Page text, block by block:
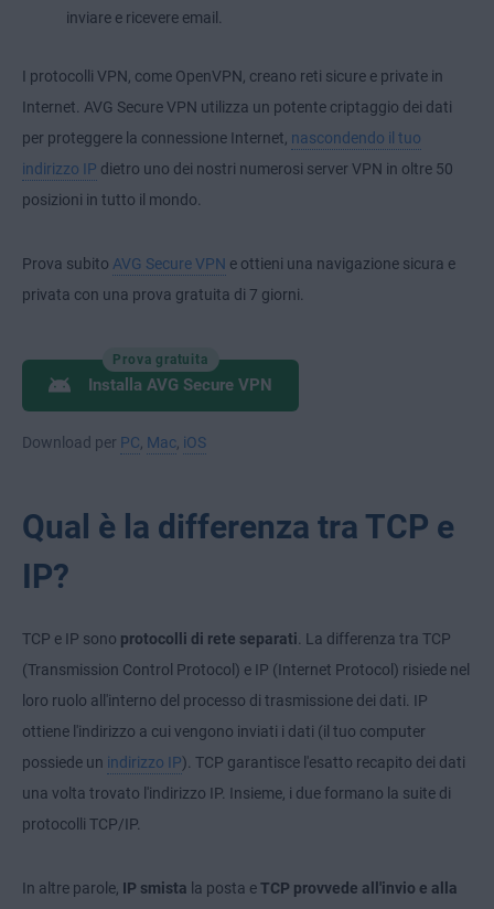
inviare e ricevere email.
I protocolli VPN, come OpenVPN, creano reti sicure e private in
Internet. AVG Secure VPN utilizza un potente criptaggio dei dati
per proteggere la connessione Internet, nascondendo il tuo
indirizzo IP dietro uno dei nostri numerosi server VPN in oltre 50
posizioni in tutto il mondo.
Prova subito AVG Secure VPN e ottieni una navigazione sicura e
privata con una prova gratuita di 7 giorni.
Prova gratuita
Installa AVG Secure VPN
Download per PC, Mac, iOS
Qual è la differenza tra TCP e
IP?
TCP e IP sono protocolli di rete separati. La differenza tra TCP
(Transmission Control Protocol) e IP (Internet Protocol) risiede nel
loro ruolo all'interno del processo di trasmissione dei dati. IP
ottiene l'indirizzo a cui vengono inviati i dati (il tuo computer
possiede un indirizzo IP). TCP garantisce l'esatto recapito dei dati
una volta trovato l'indirizzo IP. Insieme, i due formano la suite di
protocolli TCP/IP.
In altre parole, IP smista la posta eTCP provvede all'invio e alla